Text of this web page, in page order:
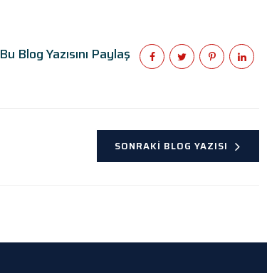
Bu Blog Yazısını Paylaş
SONRAKI BLOG YAZISI